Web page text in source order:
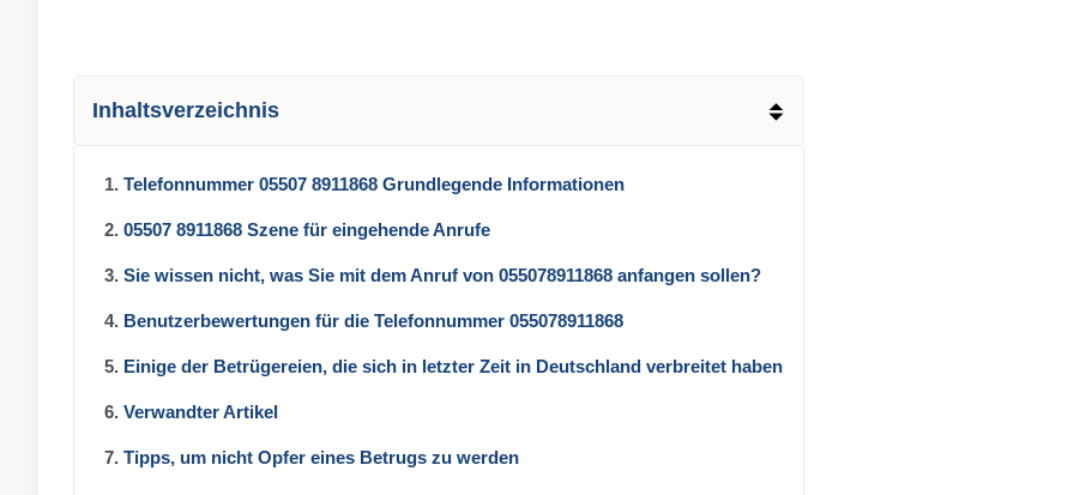
Inhaltsverzeichnis
1. Telefonnummer 05507 8911868 Grundlegende Informationen
2. 05507 8911868 Szene für eingehende Anrufe
3. Sie wissen nicht, was Sie mit dem Anruf von 055078911868 anfangen sollen?
4. Benutzerbewertungen für die Telefonnummer 055078911868
5. Einige der Betrügereien, die sich in letzter Zeit in Deutschland verbreitet haben
6. Verwandter Artikel
7. Tipps, um nicht Opfer eines Betrugs zu werden